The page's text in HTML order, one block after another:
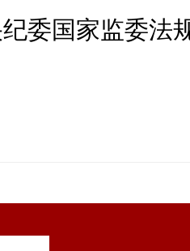
委国家监委法